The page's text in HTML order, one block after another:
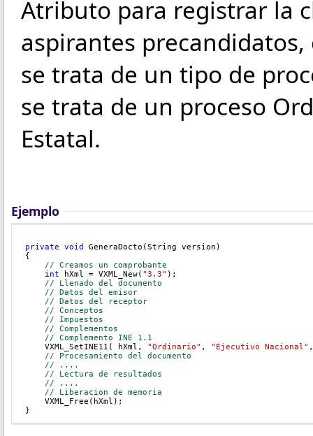
Atributo para registrar la
aspirantes
se trata de un tipo de
se trata de un proceso
Estatal.
Ejemplo
private void
GeneraDocto(String version)
{
// Creamos un comprobante
int hXml = VXML_New( "3.3" );
// Llenado del documento
// Datos del emisor
// Datos del receptor
// Conceptos
    // Impuestos
// Complementos
    // Complemento INE 1.1
    VXML_SetINE11( hXml,
"Ordinario" , "Ejecutivo Nacional"
// Procesamiento del documento
// ....
// Lectura de resultados
// ....
// Liberacion de memoria
    VXML_Free(hXml);
}